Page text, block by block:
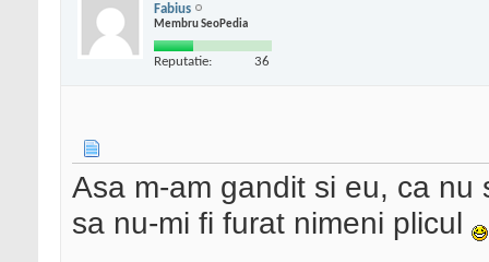
Fabius
Membru SeoPedia
Reputatie: 36
Asa m-am gandit si eu, ca
sa nu-mi fi furat nimeni plicul